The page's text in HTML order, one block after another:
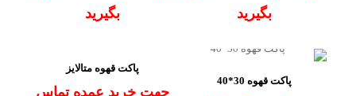
بگیرید
بگیرید
پاکت قهوه 30*40
پاکت قهوه متالایز
جهت خرید عمده تماس